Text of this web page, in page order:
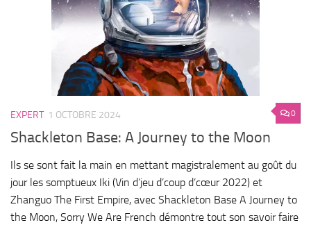
0
EXPERT 1 OCTOBRE 2024
Shackleton Base: A Journey to the Moon
Ils se sont fait la main en mettant magistralement au goût du
jour les somptueux Iki (Vin d’jeu d’coup d’cœur 2022) et
Zhanguo The First Empire, avec Shackleton Base A Journey to
the Moon, Sorry We Are French démontre tout son savoir faire